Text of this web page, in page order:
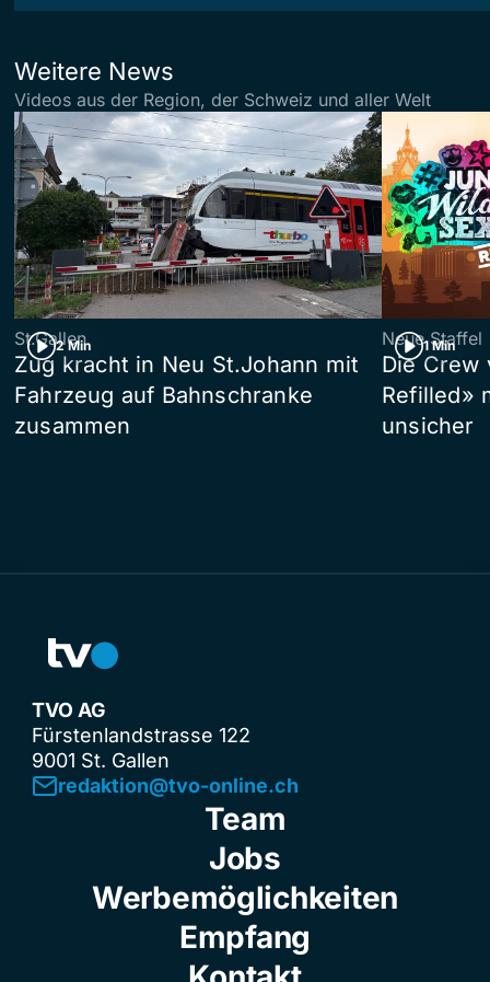
Weitere News
Videos aus der Region, der Schweiz und aller Welt
2 Min
St.Gallen
Zug kracht in Neu St.Johann mit
Fahrzeug auf Bahnschranke
zusammen
1 Min
Neue Staffel
Die Crew
Refilled»
unsicher
TVO AG
Fürstenlandstrasse 122
9001 St. Gallen
redaktion@tvo-online.ch
Team
Jobs
Werbemöglichkeiten
Empfang